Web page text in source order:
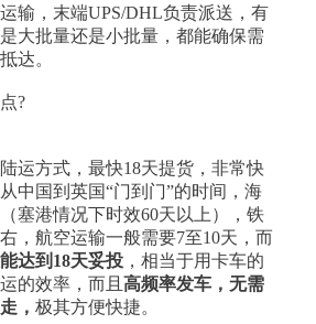
输，末端UPS/DHL负责派送，有
大批量还是小批量，都能确保需
达。
?
运方式，最快18天提货，非常快
中国到英国“门到门”的时间，海
塞港情况下时效60天以上），铁
，航空运输一般需要7至10天，而
达到18天妥投 ，相当于用卡车的
的效率，而且高频率发车，无需
，极其方便快捷。